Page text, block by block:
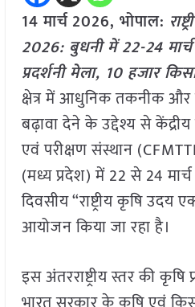
14 मार्च2026, भोपाल:
2026: बुधनी में 22-24
प्रदर्शनी मेला, 10 हजार
क्षेत्र में आधुनिक तकनीक और
बढ़ावा देने के उद्देश्य से केंद्रीय
एवं परीक्षण संस्थान
(मध्य प्रदेश) में 22 से 24
दिवसीय “राष्ट्रीय कृषि उदय
आयोजन किया जा रहा है।
इस अंतरराष्ट्रीय स्तर की कृषि